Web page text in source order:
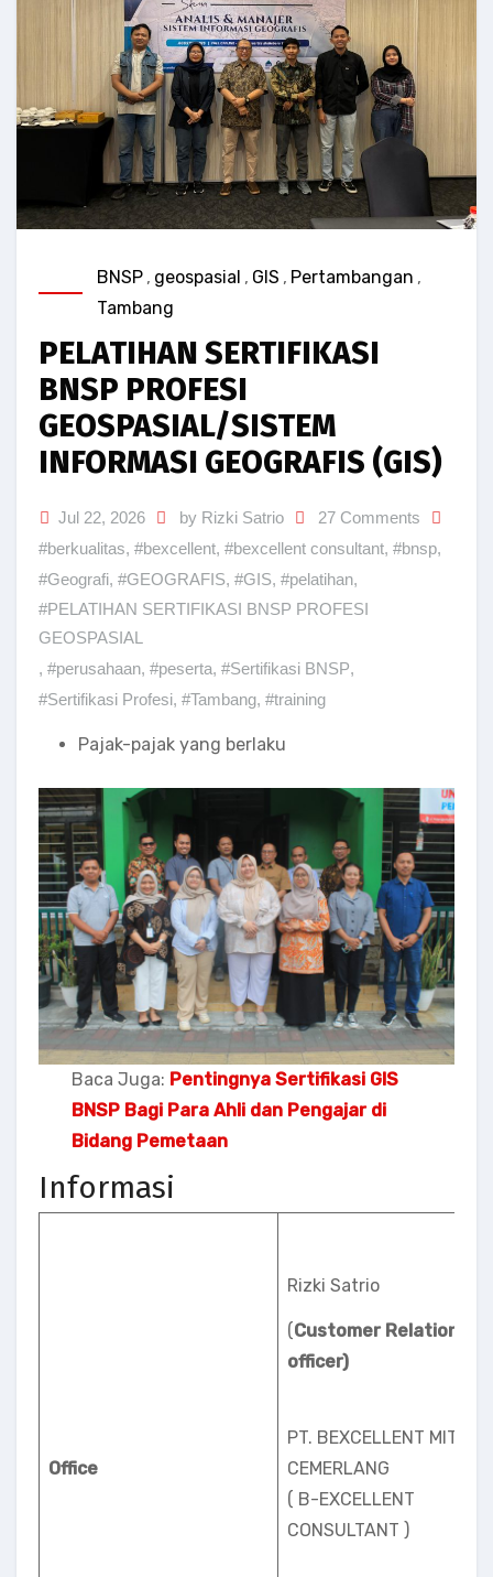
BNSP , geospasial , GIS , Pertambangan ,
Tambang
PELATIHAN SERTIFIKASI
BNSP PROFESI
GEOSPASIAL/SISTEM
INFORMASI GEOGRAFIS (GIS)
Jul 22, 2026 by Rizki Satrio
27 Comments
#berkualitas, #bexcellent, #bexcellent consultant, #bnsp,
#Geografi, #GEOGRAFIS, #GIS, #pelatihan,
#PELATIHAN SERTIFIKASI BNSP PROFESI
GEOSPASIAL
, #perusahaan, #peserta, #Sertifikasi BNSP,
#Sertifikasi Profesi, #Tambang, #training
Pajak-pajak yang berlaku
Baca Juga: Pentingnya Sertifikasi GIS
BNSP Bagi Para Ahli dan Pengajar di
Bidang Pemetaan
Informasi
Office
Rizki Satrio
(Customer Relation
officer)
PT. BEXCELLENT MITRA
CEMERLANG
( B-EXCELLENT
CONSULTANT )